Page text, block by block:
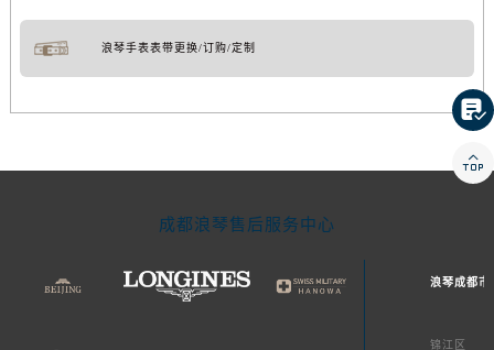
浪琴手表表带更换/订购/定制
成都浪琴售后服务中心
浪琴成都市
锦江区

